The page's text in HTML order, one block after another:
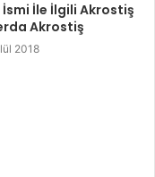
İsmi İle İlgili Akrostiş
Akrostiş
2018